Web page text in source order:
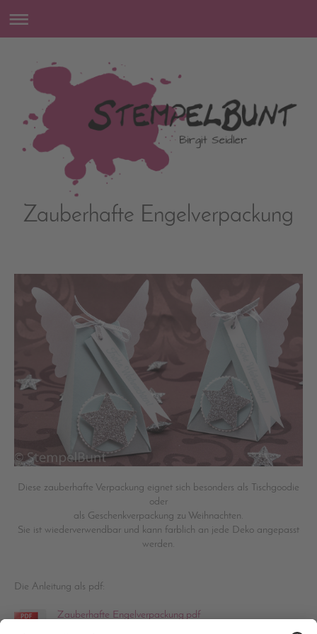
Zauberhafte Engelverpackung
Diese zauberhafte Verpackung eignet sich besonders als Tischgoodie
oder
als Geschenkverpackung zu Weihnachten.
Sie ist wiederverwendbar und kann farblich an jede Deko angepasst
werden.
Die Anleitung als pdf:
Zauberhafte Engelverpackung.pdf